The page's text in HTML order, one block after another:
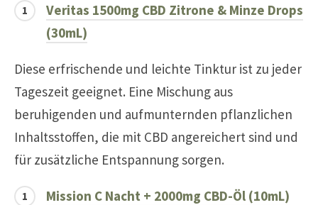
Veritas 1500mg CBD Zitrone & Minze Drops
(30mL)
Diese erfrischende und leichte Tinktur ist zu jeder
Tageszeit geeignet. Eine Mischung aus
beruhigenden und aufmunternden pflanzlichen
Inhaltsstoffen, die mit CBD angereichert sind und
für zusätzliche Entspannung sorgen.
Mission C Nacht + 2000mg CBD-Öl (10mL)